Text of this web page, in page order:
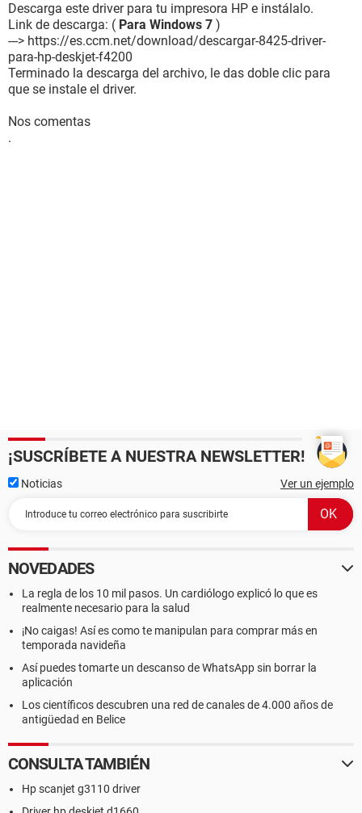
Descarga este driver para tu impresora HP e instálalo.
Link de descarga: ( Para Windows 7 )
---> https://es.ccm.net/download/descargar-8425-driver-
para-hp-deskjet-f4200
Terminado la descarga del archivo, le das doble clic para
que se instale el driver.
Nos comentas
.
¡SUSCRÍBETE A NUESTRA NEWSLETTER!
Noticias Ver un ejemplo
NOVEDADES
La regla de los 10 mil pasos. Un cardiólogo explicó lo que es
realmente necesario para la salud
¡No caigas! Así es como te manipulan para comprar más en
temporada navideña
Así puedes tomarte un descanso de WhatsApp sin borrar la
aplicación
Los científicos descubren una red de canales de 4.000 años de
antigüedad en Belice
CONSULTA TAMBIÉN
Hp scanjet g3110 driver